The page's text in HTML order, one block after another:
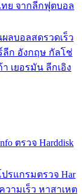
ทย จากลีกฟุตบอล
ลบอลสดรวดเร็ว
ลีก อังกฤษ กัลโช่
เยอรมัน ลีกเอิง
ตรวจ Harddisk
รแกรมตรวจ Har
ามเร็ว หาสาเหต